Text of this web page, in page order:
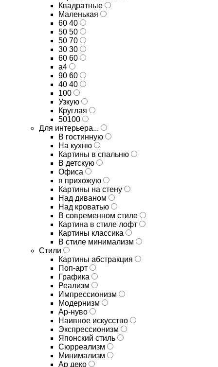
Квадратные
Маленькая
60 40
50 50
50 70
30 30
60 60
а4
90 60
40 40
100
Узкую
Круглая
50100
Для интерьера...
В гостинную
На кухню
Картины в спальню
В детскую
Офиса
в прихожую
Картины на стену
Над диваном
Над кроватью
В современном стиле
Картина в стиле лофт
Картины классика
В стиле минимализм
Стили
Картины абстракция
Поп-арт
Графика
Реализм
Импрессионизм
Модернизм
Ар-нуво
Наивное искусство
Экспрессионизм
Японский стиль
Сюрреализм
Минимализм
Ар деко